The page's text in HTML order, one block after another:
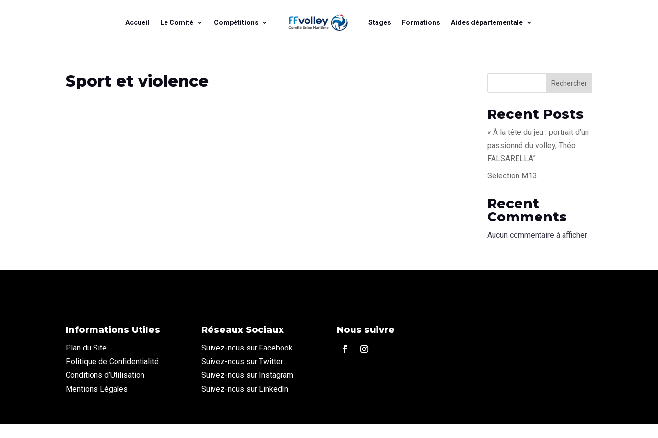
Accueil Le Comité Compétitions Stages Formations Aides départementale
Sport et violence Rechercher
Recent Posts
« À la tête du jeu : portrait d’un
passionné du volley, Théo
FALSARELLA”
Selection M13
Recent
Comments
Aucun commentaire à afficher.
Informations Utiles
Plan du Site
Politique de Confidentialité
Conditions d’Utilisation
Mentions Légales
Réseaux Sociaux
Suivez-nous sur Facebook
Suivez-nous sur Twitter
Suivez-nous sur Instagram
Suivez-nous sur LinkedIn
Nous suivre